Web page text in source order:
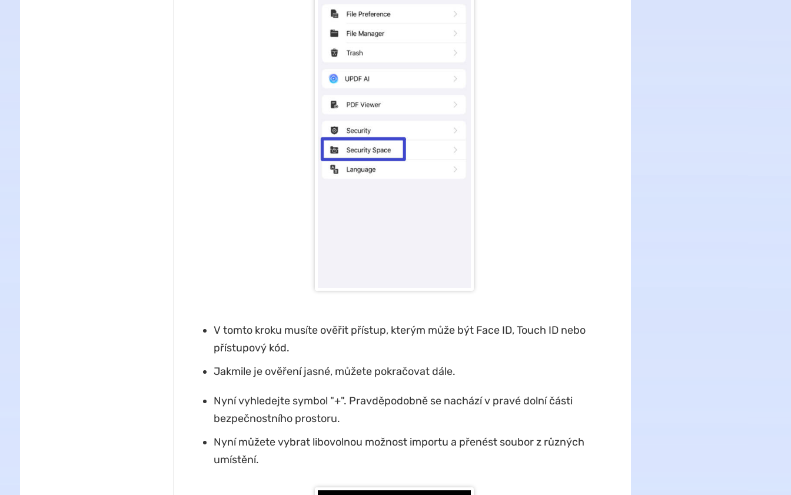
V tomto kroku musíte ověřit přístup, kterým může být Face ID, Touch ID nebo
přístupový kód.
Jakmile je ověření jasné, můžete pokračovat dále.
Nyní vyhledejte symbol "+". Pravděpodobně se nachází v pravé dolní části
bezpečnostního prostoru.
Nyní můžete vybrat libovolnou možnost importu a přenést soubor z různých
umístění.